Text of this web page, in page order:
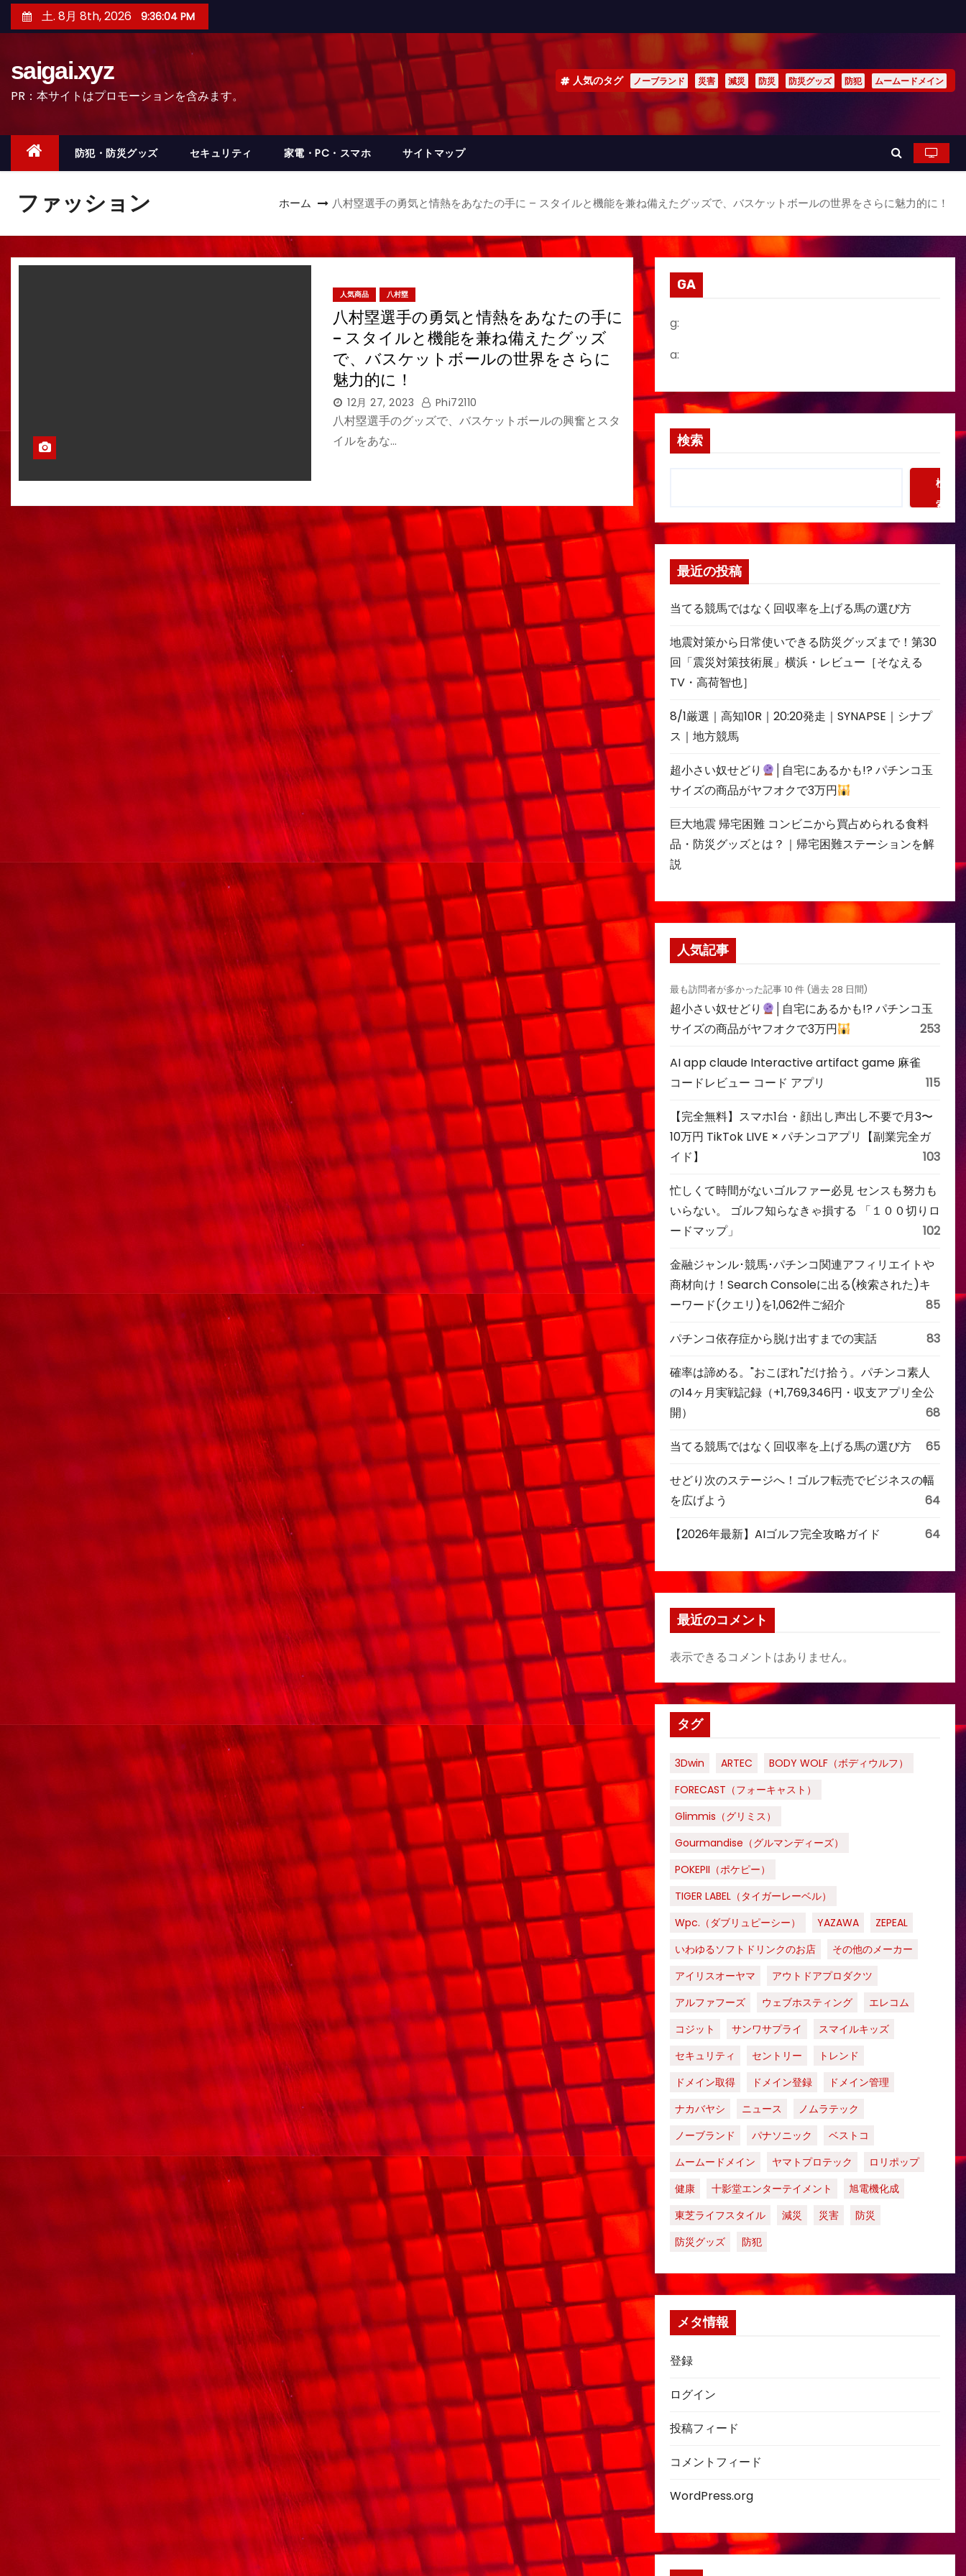
ン
ッ
土. 8月 8th, 2026 9:36:07 PM
saigai.xyz
PR：本サイトはプロモーションを含みます。
人気のタグ ノーブランド 災害 減災 防災 防災グッズ 防犯 ムームードメイン
防犯・防災グッズ セキュリティ 家電・PC・スマホ サイトマップ
ファッション ホーム 八村塁選手の勇気と情熱をあなたの手に – スタイルと機能を兼ね備えたグッズで、バスケットボールの世界をさらに魅力的に！
人気商品 八村塁
八村塁選手の勇気と情熱をあなたの手に
– スタイルと機能を兼ね備えたグッズ
で、バスケットボールの世界をさらに
魅力的に！
12月 27, 2023 Phi72110
八村塁選手のグッズで、バスケットボールの興奮とスタ
イルをあな…
GA
g:
a:
検索
検
索
最近の投稿
当てる競馬ではなく回収率を上げる馬の選び方
地震対策から日常使いできる防災グッズまで！第30
回「震災対策技術展」横浜・レビュー［そなえる
TV・高荷智也］
8/1厳選｜高知10R｜20:20発走｜SYNAPSE｜シナプ
ス｜地方競馬
超小さい奴せどり
│自宅にあるかも!? パチンコ玉
サイズの商品がヤフオクで3万円
巨大地震 帰宅困難 コンビニから買占められる食料
品・防災グッズとは？｜帰宅困難ステーションを解
説
人気記事
最も訪問者が多かった記事 10 件 (過去 28 日間)
超小さい奴せどり
│自宅にあるかも!? パチンコ玉
サイズの商品がヤフオクで3万円
253
AI app claude Interactive artifact game 麻雀
コードレビュー コード アプリ
115
【完全無料】スマホ1台・顔出し声出し不要で月3〜
10万円 TikTok LIVE × パチンコアプリ【副業完全ガ
イド】
103
忙しくて時間がないゴルファー必見 センスも努力も
いらない。 ゴルフ知らなきゃ損する 「１００切りロ
ードマップ」
102
金融ジャンル･競馬･パチンコ関連アフィリエイトや
商材向け！Search Consoleに出る(検索された)キ
ーワード(クエリ)を1,062件ご紹介
85
パチンコ依存症から脱け出すまでの実話 83
確率は諦める。"おこぼれ"だけ拾う。パチンコ素人
の14ヶ月実戦記録（+1,769,346円・収支アプリ全公
開）
68
当てる競馬ではなく回収率を上げる馬の選び方 65
せどり次のステージへ！ゴルフ転売でビジネスの幅
を広げよう
64
【2026年最新】AIゴルフ完全攻略ガイド 64
最近のコメント
表示できるコメントはありません。
タグ
3Dwin ARTEC
BODY WOLF（ボディウルフ）
FORECAST（フォーキャスト）
Glimmis（グリミス）
Gourmandise（グルマンディーズ）
POKEPII（ポケピー）
TIGER LABEL（タイガーレーベル）
Wpc.（ダブリュピーシー）
YAZAWA
ZEPEAL
いわゆるソフトドリンクのお店
その他のメーカー
アイリスオーヤマ
アウトドアプロダクツ
アルファフーズ
ウェブホスティング
エレコム
コジット
サンワサプライ
スマイルキッズ
セキュリティ
セントリー
トレンド
ドメイン取得
ドメイン登録
ドメイン管理
ナカバヤシ
ニュース
ノムラテック
ノーブランド
パナソニック
ベストコ
ムームードメイン
ヤマトプロテック
ロリポップ
健康
十影堂エンターテイメント
旭電機化成
東芝ライフスタイル
減災 災害
防災
防災グッズ
防犯
メタ情報
登録
ログイン
投稿フィード
コメントフィード
WordPress.org